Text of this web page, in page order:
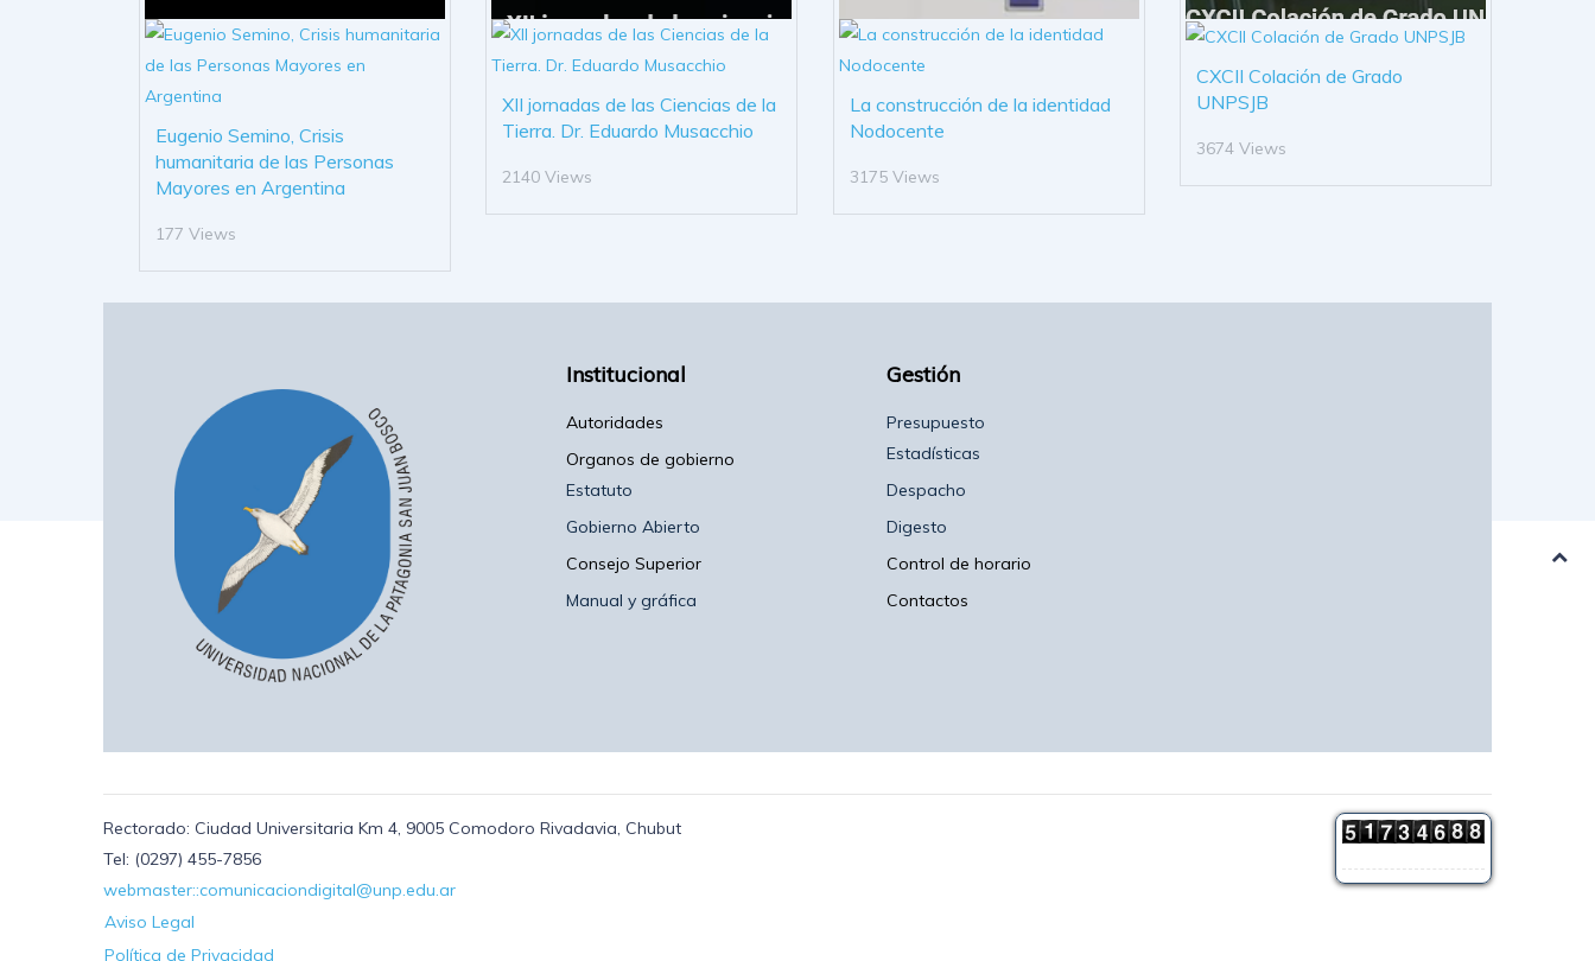
Eugenio Semino, Crisis
humanitaria de las Personas
Mayores en Argentina
177 Views
XII jornadas de las Ciencias de la
Tierra. Dr. Eduardo Musacchio
2140 Views
La construcción de la identidad
Nodocente
3175 Views
CXCII Colación de Grado
UNPSJB
3674 Views
Institucional
Autoridades
Organos de gobierno
Estatuto
Gobierno Abierto
Consejo Superior
Manual y gráfica
Gestión
Presupuesto
Estadísticas
Despacho
Digesto
Control de horario
Contactos
Rectorado: Ciudad Universitaria Km 4, 9005 Comodoro Rivadavia, Chubut
Tel: (0297) 455-7856
webmaster::comunicaciondigital@unp.edu.ar
Aviso Legal
Política de Privacidad